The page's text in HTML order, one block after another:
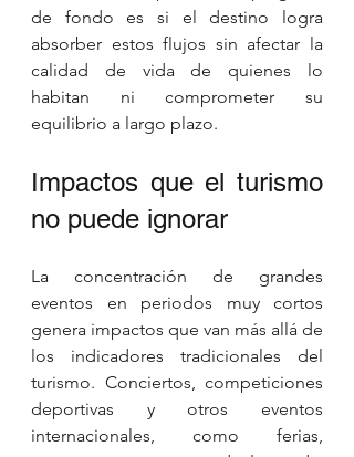
de fondo es si el destino logra
absorber estos flujos sin afectar la
calidad de vida de quienes lo
habitan ni comprometer su
equilibrio a largo plazo.
Impactos que el turismo
no puede ignorar
La concentración de grandes
eventos en periodos muy cortos
genera impactos que van más allá de
los indicadores tradicionales del
turismo. Conciertos, competiciones
deportivas y otros eventos
internacionales, como ferias,